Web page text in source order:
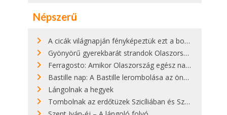
Népszerű
A cicák világnapján fényképeztük ezt a bokor alatt hűsölő cicát Kisorosziban
Gyönyörű gyerekbarát strandok Olaszországban - megmutatjuk a 15 legjobbat
Ferragosto: Amikor Olaszország egész nap nyaral
Bastille nap: A Bastille lerombolása az önkényuralom végét jelentette
Lángolnak a hegyek
Tombolnak az erdőtüzek Szicíliában és Szardínián